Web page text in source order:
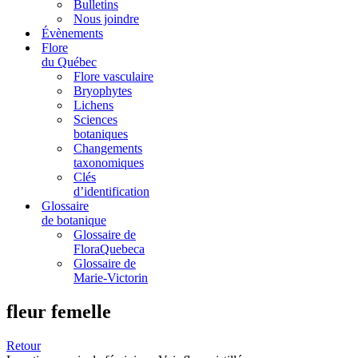
Bulletins
Nous joindre
Évènements
Flore
du Québec
Flore vasculaire
Bryophytes
Lichens
Sciences
botaniques
Changements
taxonomiques
Clés
d’identification
Glossaire
de botanique
Glossaire de
FloraQuebeca
Glossaire de
Marie-Victorin
fleur femelle
Retour